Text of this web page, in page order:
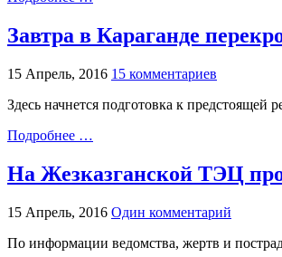
Завтра в Караганде
15 Апрель, 2016 15 комментариев
Здесь начнется подготовка к предстоящей
Подробнее …
На Жезказганской ТЭЦ
15 Апрель, 2016 Один комментарий
По информации ведомства, жертв и